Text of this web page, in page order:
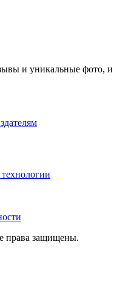
и уникальные фото, и
права защищены.